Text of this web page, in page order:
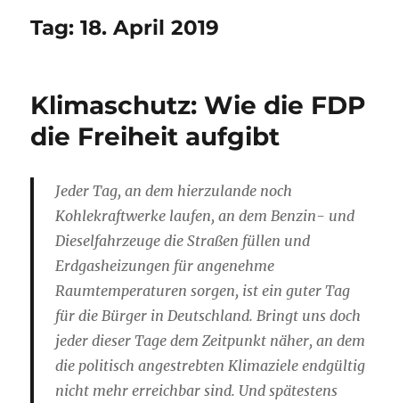
Tag:18. April 2019
Klimaschutz: Wie die FDP
die Freiheit aufgibt
Jeder Tag, an dem hierzulande noch
Kohlekraftwerke laufen, an dem Benzin- und
Dieselfahrzeuge die Straßen füllen und
Erdgasheizungen für angenehme
Raumtemperaturen sorgen, ist ein guter Tag
für die Bürger in Deutschland. Bringt uns doch
jeder dieser Tage dem Zeitpunkt näher, an dem
die politisch angestrebten Klimaziele endgültig
nicht mehr erreichbar sind. Und spätestens